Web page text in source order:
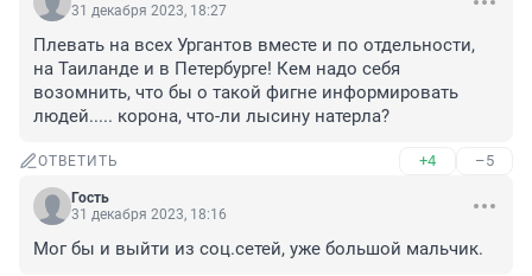
31 декабря 2023, 18:27
Плевать на всех Ургантов вместе и по отдельности,
на Таиланде и в Петербурге! Кем надо себя
возомнить, что бы о такой фигне информировать
людей..... корона, что-ли лысину натерла?
ОТВЕТИТЬ +4 –5
Гость
31 декабря 2023, 18:16
Мог бы и выйти из соц.сетей, уже большой мальчик.